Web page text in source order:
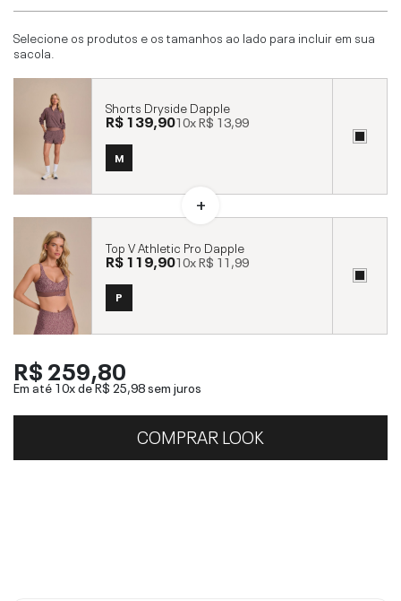
Selecione os produtos e os tamanhos ao lado para incluir em sua
sacola.
Shorts Dryside Dapple
R$ 139,9010xR$ 13,99
M
Top V Athletic Pro Dapple
R$ 119,9010xR$ 11,99
P
R$ 259,80
Em até 10x deR$ 25,98sem juros
COMPRAR LOOK